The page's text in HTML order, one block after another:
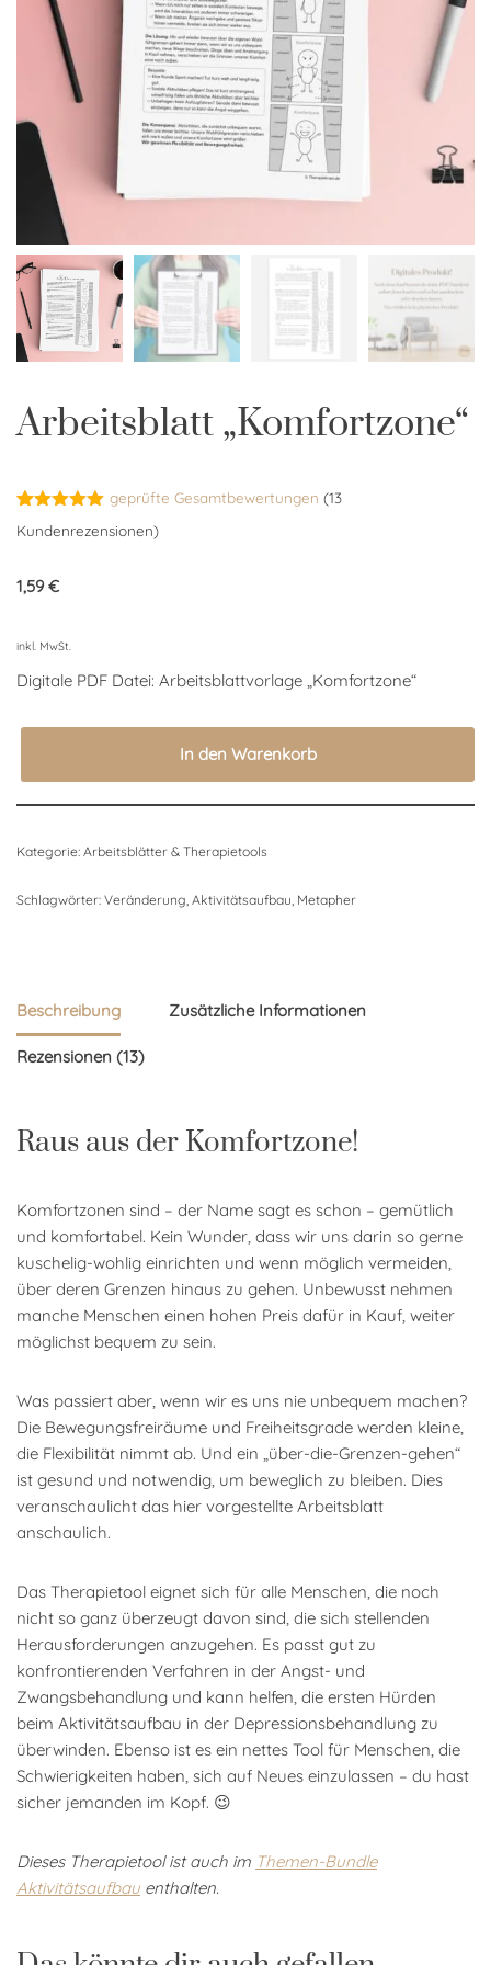
Arbeitsblatt „Komfortzone“
Bewertet
mit4.92
auf
13
geprüfte Gesamtbewertungen (13
Kundenrezensionen)
1,59€
inkl. MwSt.
Digitale PDF Datei: Arbeitsblattvorlage „Komfortzone“
In den Warenkorb
Kategorie: Arbeitsblätter & Therapietools
Schlagwörter: Veränderung Aktivitätsaufbau Metapher
Beschreibung Zusätzliche Informationen
Rezensionen (13)
Raus aus der Komfortzone!
Komfortzonen sind – der Name sagt es schon – gemütlich
und komfortabel. Kein Wunder, dass wir uns darin so gerne
kuschelig-wohlig einrichten und wenn möglich vermeiden,
über deren Grenzen hinaus zu gehen. Unbewusst nehmen
manche Menschen einen hohen Preis dafür in Kauf, weiter
möglichst bequem zu sein.
Was passiert aber, wenn wir es uns nie unbequem machen?
Die Bewegungsfreiräume und Freiheitsgrade werden kleine,
die Flexibilität nimmt ab. Und ein „über-die-Grenzen-gehen“
ist gesund und notwendig, um beweglich zu bleiben. Dies
veranschaulicht das hier vorgestellte Arbeitsblatt
anschaulich.
Das Therapietool eignet sich für alle Menschen, die noch
nicht so ganz überzeugt davon sind, die sich stellenden
Herausforderungen anzugehen. Es passt gut zu
konfrontierenden Verfahren in der Angst- und
Zwangsbehandlung und kann helfen, die ersten Hürden
beim Aktivitätsaufbau in der Depressionsbehandlung zu
überwinden. Ebenso ist es ein nettes Tool für Menschen, die
Schwierigkeiten haben, sich auf Neues einzulassen – du hast
sicher jemanden im Kopf. 😉
Dieses Therapietool ist auch im Themen-Bundle
Aktivitätsaufbau enthalten.